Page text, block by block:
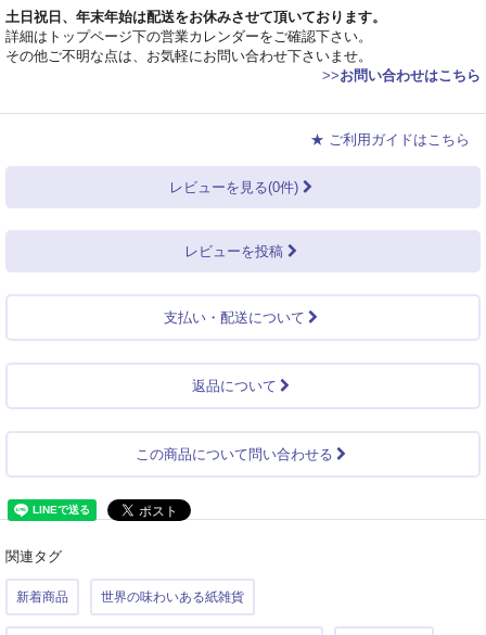
土日祝日、年末年始は配送をお休みさせて頂いております。
詳細はトップページ下の営業カレンダーをご確認下さい。
その他ご不明な点は、お気軽にお問い合わせ下さいませ。
>>お問い合わせはこちら
★ ご利用ガイドはこちら
レビューを見る(0件)
レビューを投稿
支払い・配送について
返品について
この商品について問い合わせる
関連タグ
新着商品 世界の味わいある紙雑貨